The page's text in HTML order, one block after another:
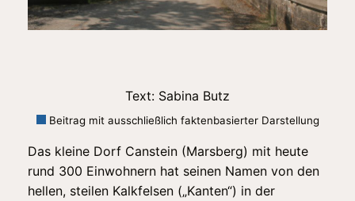
Text: Sabina Butz
Beitrag mit ausschließlich faktenbasierter Darstellung
Das kleine Dorf Canstein (Marsberg) mit heute
rund 300 Einwohnern hat seinen Namen von den
hellen, steilen Kalkfelsen („Kanten“) in der